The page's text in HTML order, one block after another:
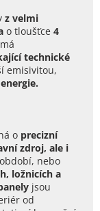
z velmi
o tloušťce 4
technické
emisivitou,
o precizní
zdroj, ale i
nebo
ložnicích a
jsou
od